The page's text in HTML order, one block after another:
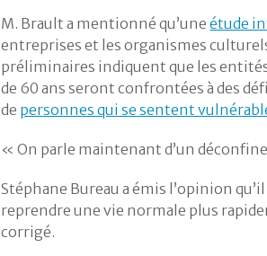
M. Brault a mentionné qu’uneétude
entreprises et les organismes
préliminaires indiquent que les
de 60 ans seront confrontées à des
de personnes qui se sentent
« On parle maintenant d’un
Stéphane Bureau a émis l’opinion
reprendre une vie normale plus
corrigé.